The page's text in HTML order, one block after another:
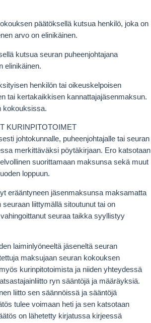
päätöksellä kutsua henkilö, joka on
arvo on elinikäinen.
kutsua seuran puheenjohtajana
elinikäinen.
henkilön tai oikeuskelpoisen
tai kertakaikkisen kannattajajäsenmaksun.
kokouksissa.
KURINPITOTOIMET
johtokunnalle, puheenjohtajalle tai seuran
merkittäväksi pöytäkirjaan. Ero katsotaan
suorittamaan maksunsa sekä muut
loppuun.
erääntyneen jäsenmaksunsa maksamatta
liittymällä sitoutunut tai on
seuraa taikka syyllistyy
laiminlyöneeltä jäseneltä seuran
maksujaan seuran kokouksen
kurinpitotoimista ja niiden yhteydessä
ryn sääntöjä ja määräyksiä.
liitto sen säännöissä ja sääntöjä
tulee voimaan heti ja sen katsotaan
on lähetetty kirjatussa kirjeessä